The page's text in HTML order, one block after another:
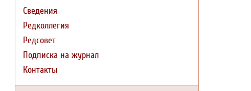
Сведения
Редколлегия
Редсовет
Подписка на журнал
Контакты